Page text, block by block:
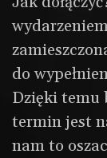
do
Dzięki temu
termin jest
nam to